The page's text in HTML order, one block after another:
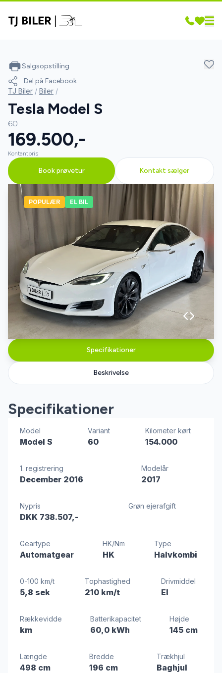
POPULÆR EL BIL
Specifikationer
Beskrivelse
Specifikationer
Model
Model S
Variant
60
Kilometer kørt
154.000
1. registrering
December 2016
Modelår
2017
Nypris
DKK 738.507,-
Grøn ejerafgift
Geartype
Automatgear
HK/Nm
HK
Type
Halvkombi
0-100 km/t
5,8 sek
Tophastighed
210 km/t
Drivmiddel
El
Rækkevidde
km
Batterikapacitet
60,0 kWh
Højde
145 cm
Længde
498 cm
Bredde
196 cm
Trækhjul
Baghjul
Salgsopstilling
Del på Facebook
TJ Biler / Biler /
Tesla Model S
60
169.500,-
Kontantpris
Book prøvetur Kontakt sælger